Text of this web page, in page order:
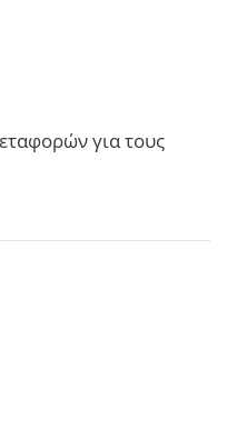
για τους